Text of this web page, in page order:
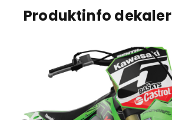
Produktinfo dekaler